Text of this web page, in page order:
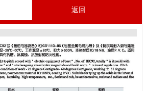
返回